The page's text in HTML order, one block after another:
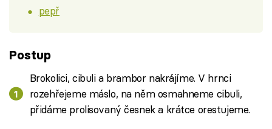
pepř
Postup
Brokolici, cibuli a brambor nakrájíme. V hrnci
rozehřejeme máslo, na něm osmahneme cibuli,
přidáme prolisovaný česnek a krátce orestujeme.